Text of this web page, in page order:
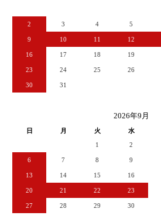
2 3 4 5
9 10 11 12
16 17 18 19
23 24 25 26
30 31
2026年9月
日 月 火 水
1
2
6 7 8 9
13 14 15 16
20 21 22 23
27 28 29 30